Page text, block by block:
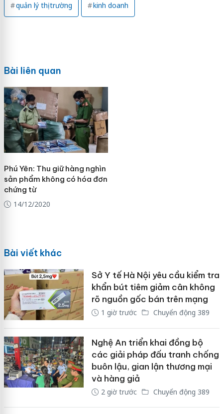
quản lý thị trường kinh doanh
Bài liên quan
Phú Yên: Thu giữ hàng nghìn
sản phẩm không có hóa đơn
chứng từ
14/12/2020
Bài viết khác
Sở Y tế Hà Nội yêu cầu kiểm tra
khẩn bút tiêm giảm cân không
rõ nguồn gốc bán trên mạng
1 giờ trước Chuyển động 389
Nghệ An triển khai đồng bộ
các giải pháp đấu tranh chống
buôn lậu, gian lận thương mại
và hàng giả
2 giờ trước Chuyển động 389